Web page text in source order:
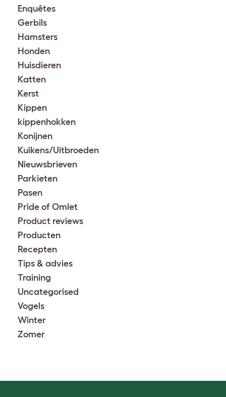
Enquêtes
Gerbils
Hamsters
Honden
Huisdieren
Katten
Kerst
Kippen
kippenhokken
Konijnen
Kuikens/Uitbroeden
Nieuwsbrieven
Parkieten
Pasen
Pride of Omlet
Product reviews
Producten
Recepten
Tips & advies
Training
Uncategorised
Vogels
Winter
Zomer